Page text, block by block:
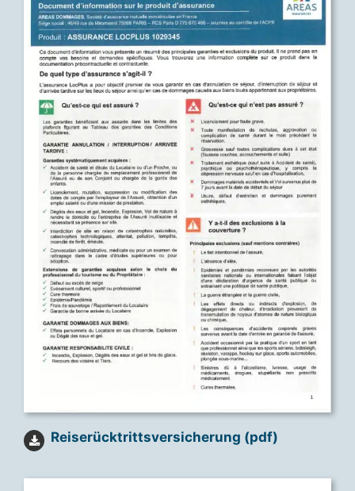
Reiserücktrittsversicherung (pdf)